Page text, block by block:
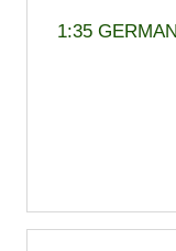
1:35